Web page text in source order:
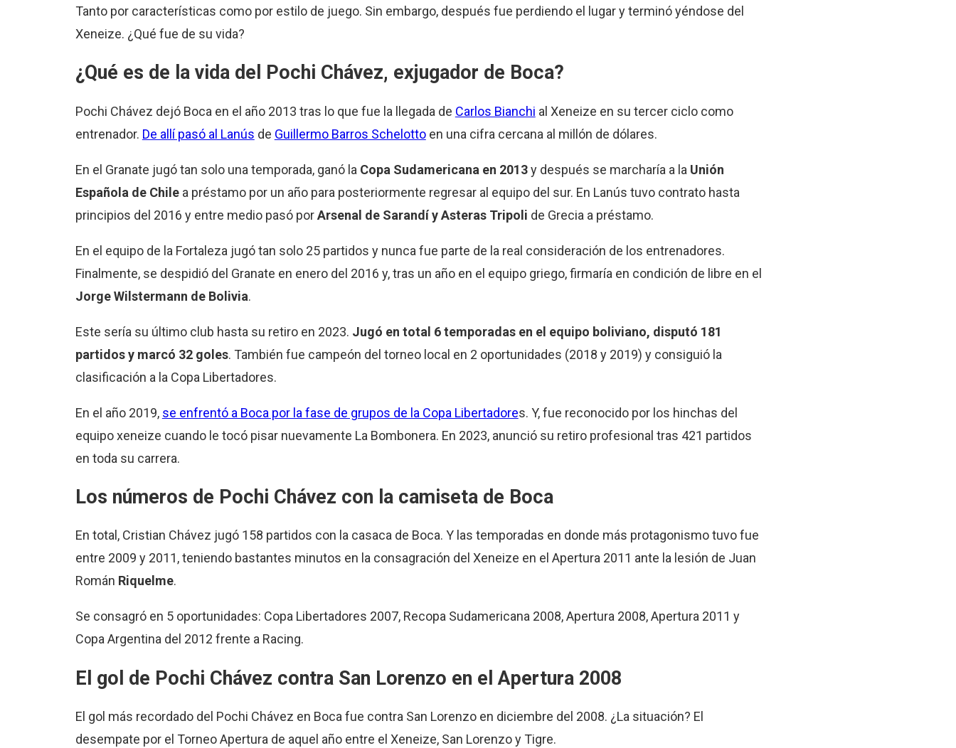
Tanto por características como por estilo de juego. Sin embargo, después fue perdiendo el lugar y terminó yéndose del
Xeneize. ¿Qué fue de su vida?
¿Qué es de la vida del Pochi Chávez, exjugador de Boca?
Pochi Chávez dejó Boca en el año 2013 tras lo que fue la llegada de Carlos Bianchi al Xeneize en su tercer ciclo como
entrenador. De allí pasó al Lanús de Guillermo Barros Schelottoen una cifra cercana al millón de dólares.
En el Granate jugó tan solo una temporada, ganó la Copa Sudamericana en 2013y después se marcharía a la Unión
Española de Chile a préstamo por un año para posteriormente regresar al equipo del sur. En Lanús tuvo contrato hasta
principios del 2016 y entre medio pasó porArsenal de Sarandí y Asteras Tripoli de Grecia a préstamo.
En el equipo de la Fortaleza jugó tan solo 25 partidos y nunca fue parte de la real consideración de los entrenadores.
Finalmente, se despidió del Granate en enero del 2016 y, tras un año en el equipo griego, firmaría en condición de libre en el
Jorge Wilstermann de Bolivia.
Este sería su último club hasta su retiro en 2023. Jugó en total 6 temporadas en el equipo boliviano, disputó 181
partidos y marcó 32 goles. También fue campeón del torneo local en 2 oportunidades (2018 y 2019) y consiguió la
clasificación a la Copa Libertadores.
En el año 2019, se enfrentó a Boca por la fase de grupos de la Copa Libertadores. Y, fue reconocido por los hinchas del
equipo xeneize cuando le tocó pisar nuevamente La Bombonera. En 2023, anunció su retiro profesional tras 421 partidos
en toda su carrera.
Los números de Pochi Chávez con la camiseta de Boca
En total, Cristian Chávez jugó 158 partidos con la casaca de Boca. Y las temporadas en donde más protagonismo tuvo fue
entre 2009 y 2011, teniendo bastantes minutos en la consagración del Xeneize en el Apertura 2011 ante la lesión de Juan
Román Riquelme.
Se consagró en 5 oportunidades: Copa Libertadores 2007, Recopa Sudamericana 2008, Apertura 2008, Apertura 2011 y
Copa Argentina del 2012 frente a Racing.
El gol de Pochi Chávez contra San Lorenzo en el Apertura 2008
El gol más recordado del Pochi Chávez en Boca fue contra San Lorenzo en diciembre del 2008. ¿La situación? El
desempate por el Torneo Apertura de aquel año entre el Xeneize, San Lorenzo y Tigre.